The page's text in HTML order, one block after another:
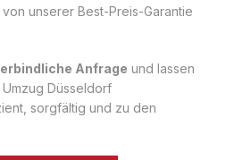
unserer Best-Preis-Garantie
Anfrage und lassen
Düsseldorf
sorgfältig und zu den